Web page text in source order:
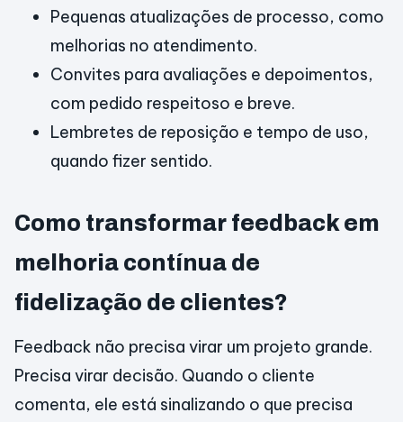
Pequenas atualizações de processo, como
melhorias no atendimento.
Convites para avaliações e depoimentos,
com pedido respeitoso e breve.
Lembretes de reposição e tempo de uso,
quando fizer sentido.
Como transformar feedback em
melhoria contínua de
fidelização de clientes?
Feedback não precisa virar um projeto grande.
Precisa virar decisão. Quando o cliente
comenta, ele está sinalizando o que precisa